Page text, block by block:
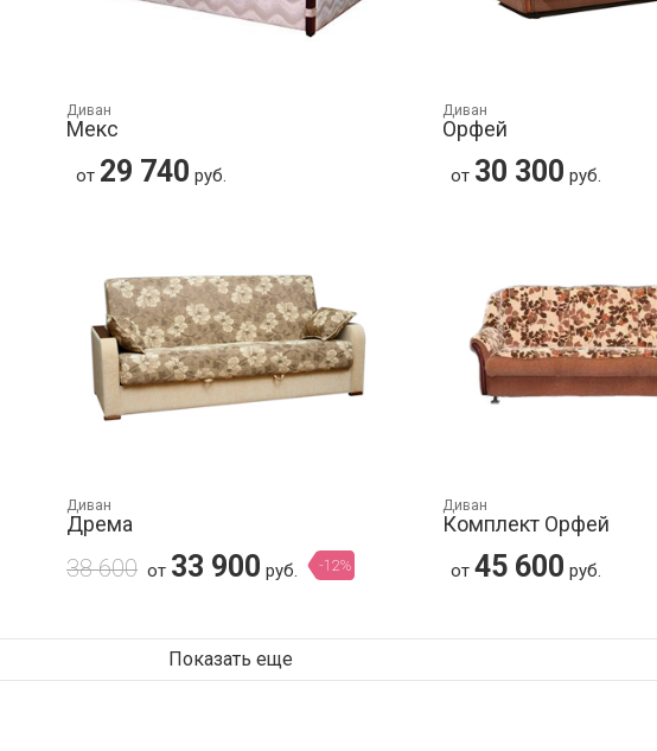
Диван
Мекс
от 29 740 руб.
Диван
Орфей
от 30 300 руб.
Диван
Дрема
38 600 от 33 900 руб. -12%
Диван
Комплект Орфей
от45 600 руб.
Показать еще